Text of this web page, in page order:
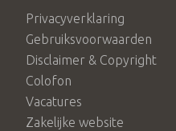
Privacyverklaring
Gebruiksvoorwaarden
Disclaimer & Copyright
Colofon
Vacatures
Zakelijke website